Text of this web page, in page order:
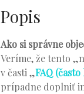
Popis
Ako si správne
Veríme, že tento
v časti „FAQ
prípadne doplniť